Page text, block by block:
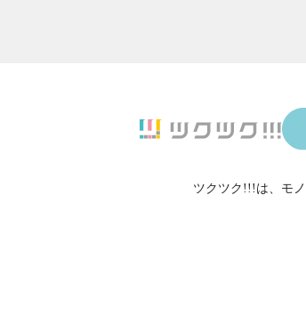
ツクツク!!!は、 モ